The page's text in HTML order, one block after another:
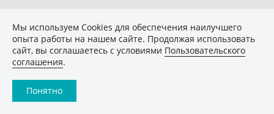
Мы используем Сookies для обеспечения наилучшего
опыта работы на нашем сайте. Продолжая использовать
сайт, вы соглашаетесь с условиями Пользовательского
соглашения.
Понятно